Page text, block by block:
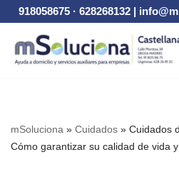
Saltar
al
918058675 · 628268132 |
mSoluciona » Cuidados » Cuidados
Cómo garantizar su calidad de vida